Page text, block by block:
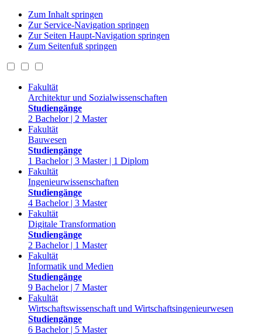
Zum Inhalt springen
Zur Service-Navigation springen
Zur Seiten Haupt-Navigation springen
Zum Seitenfuß springen
Fakultät
Architektur und Sozialwissenschaften
Studiengänge
2 Bachelor | 2 Master
Fakultät
Bauwesen
Studiengänge
1 Bachelor | 3 Master | 1 Diplom
Fakultät
Ingenieurwissenschaften
Studiengänge
4 Bachelor | 3 Master
Fakultät
Digitale Transformation
Studiengänge
2 Bachelor | 1 Master
Fakultät
Informatik und Medien
Studiengänge
9 Bachelor | 7 Master
Fakultät
Wirtschaftswissenschaft und Wirtschaftsingenieurwesen
Studiengänge
6 Bachelor | 5 Master